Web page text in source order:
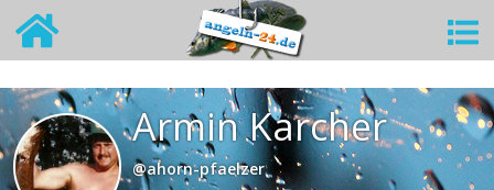
Armin Karcher
@ahorn-pfaelzer